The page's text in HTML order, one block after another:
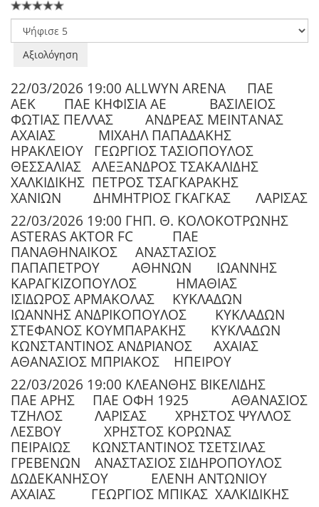
Παρακαλώ
αξιολογήστε
22/03/2026 19:00 ALLWYN ARENA
ΠΑΕ
ΑΕΚ
ΠΑΕ ΚΗΦΙΣΙΑ ΑΕ
ΒΑΣΙΛΕΙΟΣ
ΦΩΤΙΑΣ ΠΕΛΛΑΣ
ΑΝΔΡΕΑΣ ΜΕΙΝΤΑΝΑΣ
ΑΧΑΙΑΣ
ΜΙΧΑΗΛ ΠΑΠΑΔΑΚΗΣ
ΗΡΑΚΛΕΙΟΥ
ΓΕΩΡΓΙΟΣ ΤΑΣΙΟΠΟΥΛΟΣ
ΘΕΣΣΑΛΙΑΣ ΑΛΕΞΑΝΔΡΟΣ ΤΣΑΚΑΛΙΔΗΣ
ΧΑΛΚΙΔΙΚΗΣ ΠΕΤΡΟΣ ΤΣΑΓΚΑΡΑΚΗΣ
ΧΑΝΙΩΝ
ΔΗΜΗΤΡΙΟΣ ΓΚΑΓΚΑΣ
ΛΑΡΙΣΑΣ
22/03/2026 19:00 ΓΗΠ. Θ. ΚΟΛΟΚΟΤΡΩΝΗΣ
ASTERAS AKTOR FC
ΠΑΕ
ΠΑΝΑΘΗΝΑΙΚΟΣ
ΑΝΑΣΤΑΣΙΟΣ
ΠΑΠΑΠΕΤΡΟΥ
ΑΘΗΝΩΝ
ΙΩΑΝΝΗΣ
ΚΑΡΑΓΚΙΖΟΠΟΥΛΟΣ
ΗΜΑΘΙΑΣ
ΙΣΙΔΩΡΟΣ ΑΡΜΑΚΟΛΑΣ
ΚΥΚΛΑΔΩΝ
ΙΩΑΝΝΗΣ ΑΝΔΡΙΚΟΠΟΥΛΟΣ
ΚΥΚΛΑΔΩΝ
ΣΤΕΦΑΝΟΣ ΚΟΥΜΠΑΡΑΚΗΣ
ΚΥΚΛΑΔΩΝ
ΚΩΝΣΤΑΝΤΙΝΟΣ ΑΝΔΡΙΑΝΟΣ
ΑΧΑΙΑΣ
ΑΘΑΝΑΣΙΟΣ ΜΠΡΙΑΚΟΣ
ΗΠΕΙΡΟΥ
22/03/2026 19:00 ΚΛΕΑΝΘΗΣ ΒΙΚΕΛΙΔΗΣ
ΠΑΕ ΑΡΗΣ
ΠΑΕ ΟΦΗ 1925
ΑΘΑΝΑΣΙΟΣ
ΤΖΗΛΟΣ
ΛΑΡΙΣΑΣ
ΧΡΗΣΤΟΣ ΨΥΛΛΟΣ
ΛΕΣΒΟΥ
ΧΡΗΣΤΟΣ ΚΟΡΩΝΑΣ
ΠΕΙΡΑΙΩΣ
ΚΩΝΣΤΑΝΤΙΝΟΣ ΤΣΕΤΣΙΛΑΣ
ΓΡΕΒΕΝΩΝ
ΑΝΑΣΤΑΣΙΟΣ ΣΙΔΗΡΟΠΟΥΛΟΣ
ΔΩΔΕΚΑΝΗΣΟΥ
ΕΛΕΝΗ ΑΝΤΩΝΙΟΥ
ΑΧΑΙΑΣ
ΓΕΩΡΓΙΟΣ ΜΠΙΚΑΣ ΧΑΛΚΙΔΙΚΗΣ